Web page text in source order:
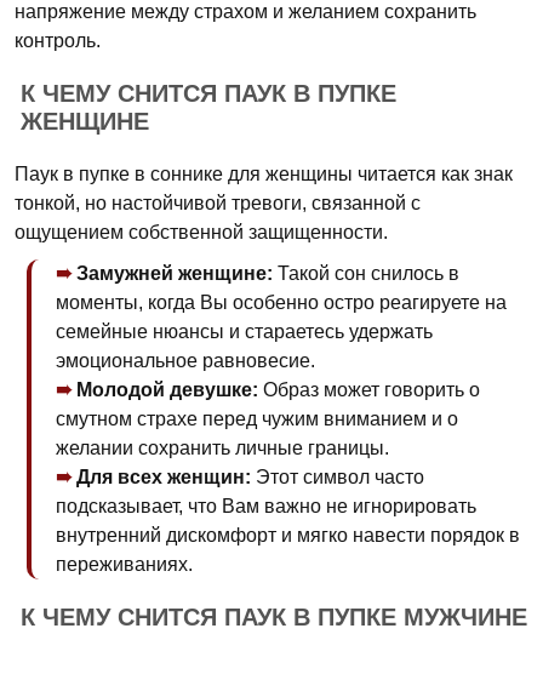
напряжение между страхом и желанием сохранить
контроль.
К ЧЕМУ СНИТСЯ ПАУК В ПУПКЕ
ЖЕНЩИНЕ
Паук в пупке в соннике для женщины читается как знак
тонкой, но настойчивой тревоги, связанной с
ощущением собственной защищенности.
Замужней женщине: Такой сон снилось в
моменты, когда Вы особенно остро реагируете на
семейные нюансы и стараетесь удержать
эмоциональное равновесие.
Молодой девушке: Образ может говорить о
смутном страхе перед чужим вниманием и о
желании сохранить личные границы.
Для всех женщин: Этот символ часто
подсказывает, что Вам важно не игнорировать
внутренний дискомфорт и мягко навести порядок в
переживаниях.
К ЧЕМУ СНИТСЯ ПАУК В ПУПКЕ МУЖЧИНЕ